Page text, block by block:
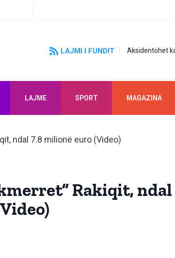
LAJMI I FUNDIT Aksidentohet
LAJME SPORT MAGAZINA
Rakiqit, ndal